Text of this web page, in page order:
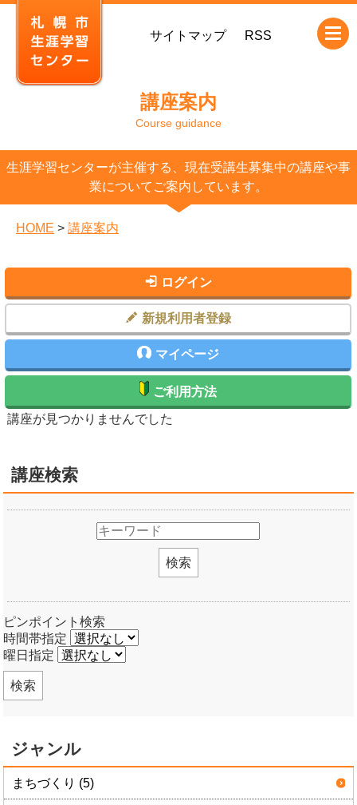
サイトマップ RSS
講座案内
Course guidance
生涯学習センターが主催する、現在受講生募集中の講座や事
業についてご案内しています。
HOME > 講座案内
講座が見つかりませんでした
ログイン
新規利用者登録
マイページ
ご利用方法
講座検索
検索
ピンポイント検索
時間帯指定
曜日指定
検索
ジャンル
まちづくり (5)